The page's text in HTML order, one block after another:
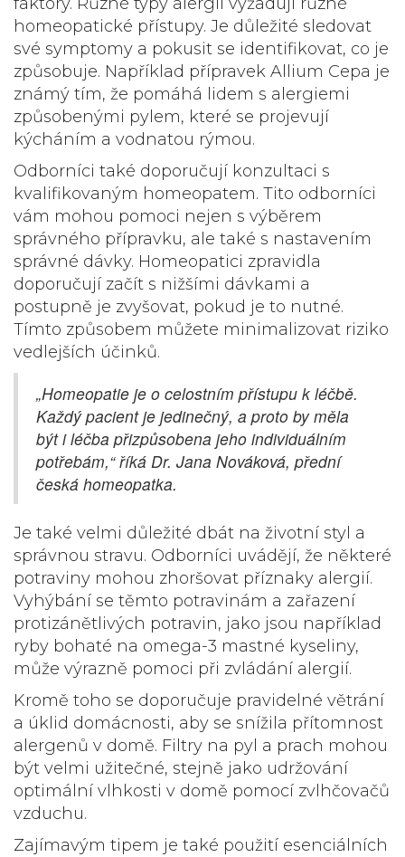
homeopatické přístupy. Je důležité sledovat
své symptomy a pokusit se identifikovat, co je
způsobuje. Například přípravek Allium Cepa je
známý tím, že pomáhá lidem s alergiemi
způsobenými pylem, které se projevují
kýcháním a vodnatou rýmou.
Odborníci také doporučují konzultaci s
kvalifikovaným homeopatem. Tito odborníci
vám mohou pomoci nejen s výběrem
správného přípravku, ale také s nastavením
správné dávky. Homeopatici zpravidla
doporučují začít s nižšími dávkami a
postupně je zvyšovat, pokud je to nutné.
Tímto způsobem můžete minimalizovat riziko
vedlejších účinků.
„Homeopatie je o celostním přístupu k léčbě.
Každý pacient je jedinečný, a proto by měla
být i léčba přizpůsobena jeho individuálním
potřebám,“ říká Dr. Jana Nováková, přední
česká homeopatka.
Je také velmi důležité dbát na životní styl a
správnou stravu. Odborníci uvádějí, že některé
potraviny mohou zhoršovat příznaky alergií.
Vyhýbání se těmto potravinám a zařazení
protizánětlivých potravin, jako jsou například
ryby bohaté na omega-3 mastné kyseliny,
může výrazně pomoci při zvládání alergií.
Kromě toho se doporučuje pravidelné větrání
a úklid domácnosti, aby se snížila přítomnost
alergenů v domě. Filtry na pyl a prach mohou
být velmi užitečné, stejně jako udržování
optimální vlhkosti v domě pomocí zvlhčovačů
vzduchu.
Zajímavým tipem je také použití esenciálních